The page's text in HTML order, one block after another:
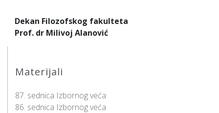
Materijali
87. sednica Izbornog veća
86. sednica Izbornog veća
Dekan Filozofskog fakulteta
Prof. dr Milivoj Alanović